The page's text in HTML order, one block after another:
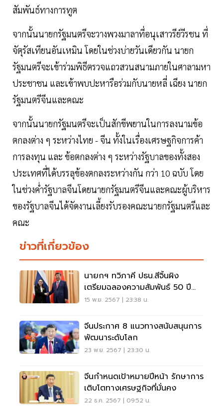
สัมพันธ์ทางการทูต
จากนั้นนายกรัฐมนตรีจะวางพวงมาลาที่อนุเสาวรีย์วีรชน ที่
จัตุรัสเทียนอันเหมิน โดยในช่วงบ่ายวันเดียวกัน นายก
รัฐมนตรีจะเข้าร่วมพิธีตรวจแถวสวนสนามภายในศาลามหา
ประชาชน และเข้าพบปะหารือร่วมกับนายหลี่ เฉียง นายก
รัฐมนตรีจีนและคณะ
จากนั้นนายกรัฐมนตรีจะเป็นสักขีพยานในการลงนามข้อ
ตกลงต่าง ๆ ระหว่างไทย - จีน ทั้งในเรื่องเศรษฐกิจการค้า
การลงทุน และ ข้อตกลงต่าง ๆ ระหว่างรัฐบาลของทั้งสอง
ประเทศที่ได้บรรลุข้องตกลงระหว่างกัน กว่า 10 ฉบับ โดย
ในช่วงค่ำรัฐบาลจีนโดยนายกรัฐมนตรีจีนและคณะผู้บริหาร
ของรัฐบาลจีนได้จัดงานเลี้ยงรับรองคณะนายกรัฐมนตรีและ
คณะ
ข่าวที่เกี่ยวข้อง
นายกฯ ทวิภาคี ปธน.สีจิ้นผิง
เตรียมฉลองความสัมพันธ์ 50 ปี
ไทย-จีน ปีหน้า
15 พ.ย. 2567 | 23:38 น.
จีนประกาศ 8 แนวทางสนับสนุนการ
พัฒนาระดับโลก
23 พ.ย. 2567 | 23:30 น.
จีนกำหนดเป้าหมายปีหน้า รักษาการ
เติบโตทางเศรษฐกิจที่มั่นคง
22 ธ.ค. 2567 | 09:52 น.